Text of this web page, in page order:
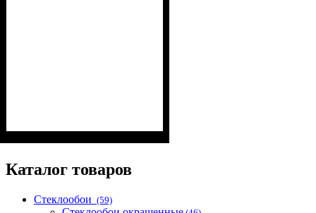
Каталог товаров
Стеклообои (59)